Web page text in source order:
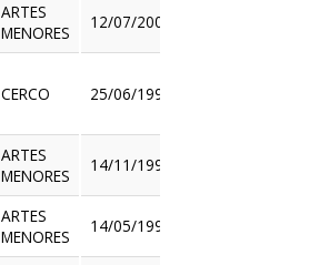
ARTES
MENORES
12/07/2003
CERCO 25/06/1992
ARTES
MENORES
14/11/1996
ARTES
MENORES
14/05/1997